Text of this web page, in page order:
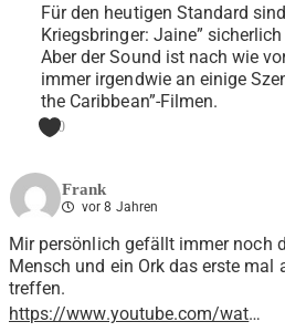
Für den heutigen Standard
Kriegsbringer: Jaine”
Aber der Sound ist nach wie
immer irgendwie an einige
the Caribbean”-Filmen.
0
Frank
vor 8 Jahren
Mir persönlich gefällt immer noch
Mensch und ein Ork das erste mal
treffen.
https://www.youtube.com/wat…